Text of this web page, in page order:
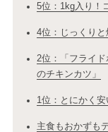
5位：1kg入り！
4位：じっくりと
2位：「フライ
のチキンカツ」
1位：とにかく安
主食もおかずも